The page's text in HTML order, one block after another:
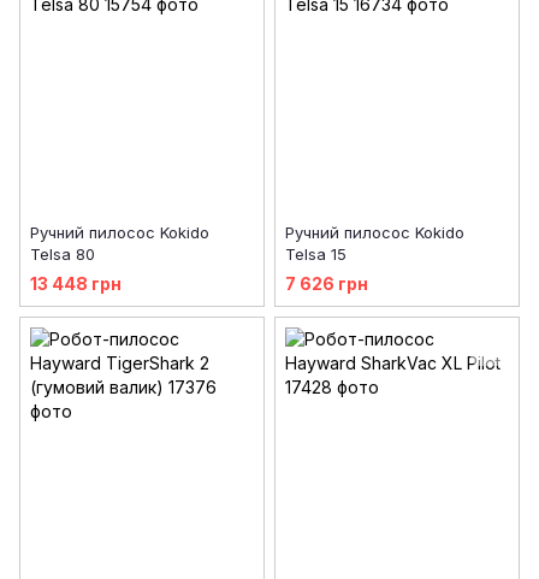
Ручний пилосос Kokido
Telsa 80
13 448 грн
Ручний пилосос Kokido
Telsa 15
7 626 грн